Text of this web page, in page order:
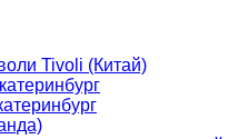
Tivoli (Китай)